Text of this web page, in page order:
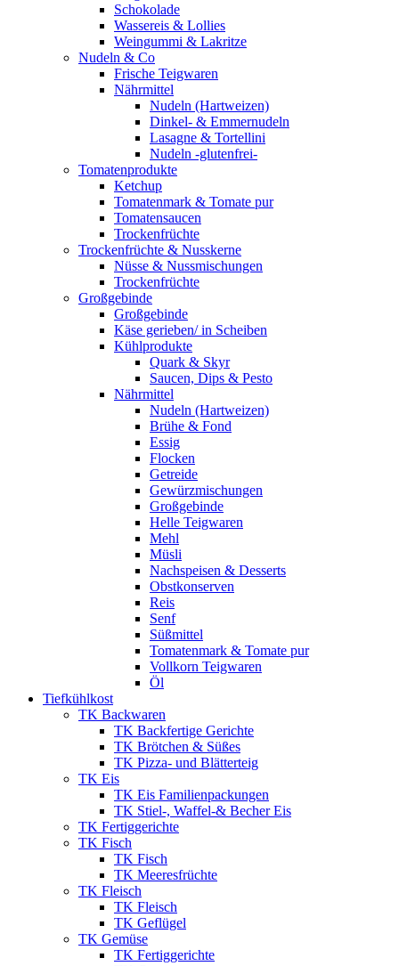
Schokolade
Wassereis & Lollies
Weingummi & Lakritze
Nudeln & Co
Frische Teigwaren
Nährmittel
Nudeln (Hartweizen)
Dinkel- & Emmernudeln
Lasagne & Tortellini
Nudeln -glutenfrei-
Tomatenprodukte
Ketchup
Tomatenmark & Tomate pur
Tomatensaucen
Trockenfrüchte
Trockenfrüchte & Nusskerne
Nüsse & Nussmischungen
Trockenfrüchte
Großgebinde
Großgebinde
Käse gerieben/ in Scheiben
Kühlprodukte
Quark & Skyr
Saucen, Dips & Pesto
Nährmittel
Nudeln (Hartweizen)
Brühe & Fond
Essig
Flocken
Getreide
Gewürzmischungen
Großgebinde
Helle Teigwaren
Mehl
Müsli
Nachspeisen & Desserts
Obstkonserven
Reis
Senf
Süßmittel
Tomatenmark & Tomate pur
Vollkorn Teigwaren
Öl
Tiefkühlkost
TK Backwaren
TK Backfertige Gerichte
TK Brötchen & Süßes
TK Pizza- und Blätterteig
TK Eis
TK Eis Familienpackungen
TK Stiel-, Waffel-& Becher Eis
TK Fertiggerichte
TK Fisch
TK Fisch
TK Meeresfrüchte
TK Fleisch
TK Fleisch
TK Geflügel
TK Gemüse
TK Fertiggerichte